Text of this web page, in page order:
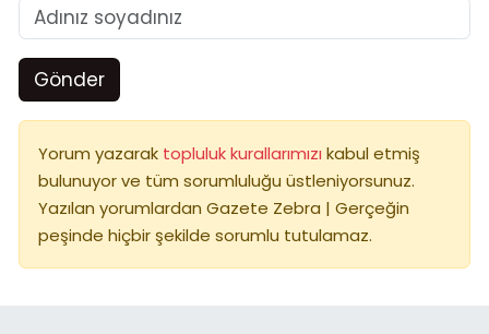
Gönder
Yorum yazarak topluluk kurallarımızı kabul etmiş
bulunuyor ve tüm sorumluluğu üstleniyorsunuz.
Yazılan yorumlardan Gazete Zebra | Gerçeğin
peşinde hiçbir şekilde sorumlu tutulamaz.